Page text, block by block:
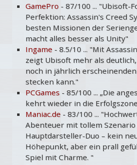
GamePro - 87/100 ... "Ubisoft-
Perfektion: Assassin's Creed
besten Missionen der
macht alles besser als Unity"
Ingame - 8.5/10 ... "Mit
zeigt Ubisoft mehr als
noch in jährlich
stecken kann."
PCGames - 85/100 ... „Die
kehrt wieder in die
Maniac.de - 83/100 ... "
Abenteuer mit tollem
Hauptdarsteller-Duo – kein
Höhepunkt, aber ein prall
Spiel mit Charme. "